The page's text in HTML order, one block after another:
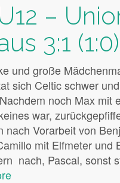
–
3:1 (1:0)
und große
sich Celtic schwer
noch Max mit
war,
nach Vorarbeit von
mit Elfmeter und
nach, Pascal, sonst